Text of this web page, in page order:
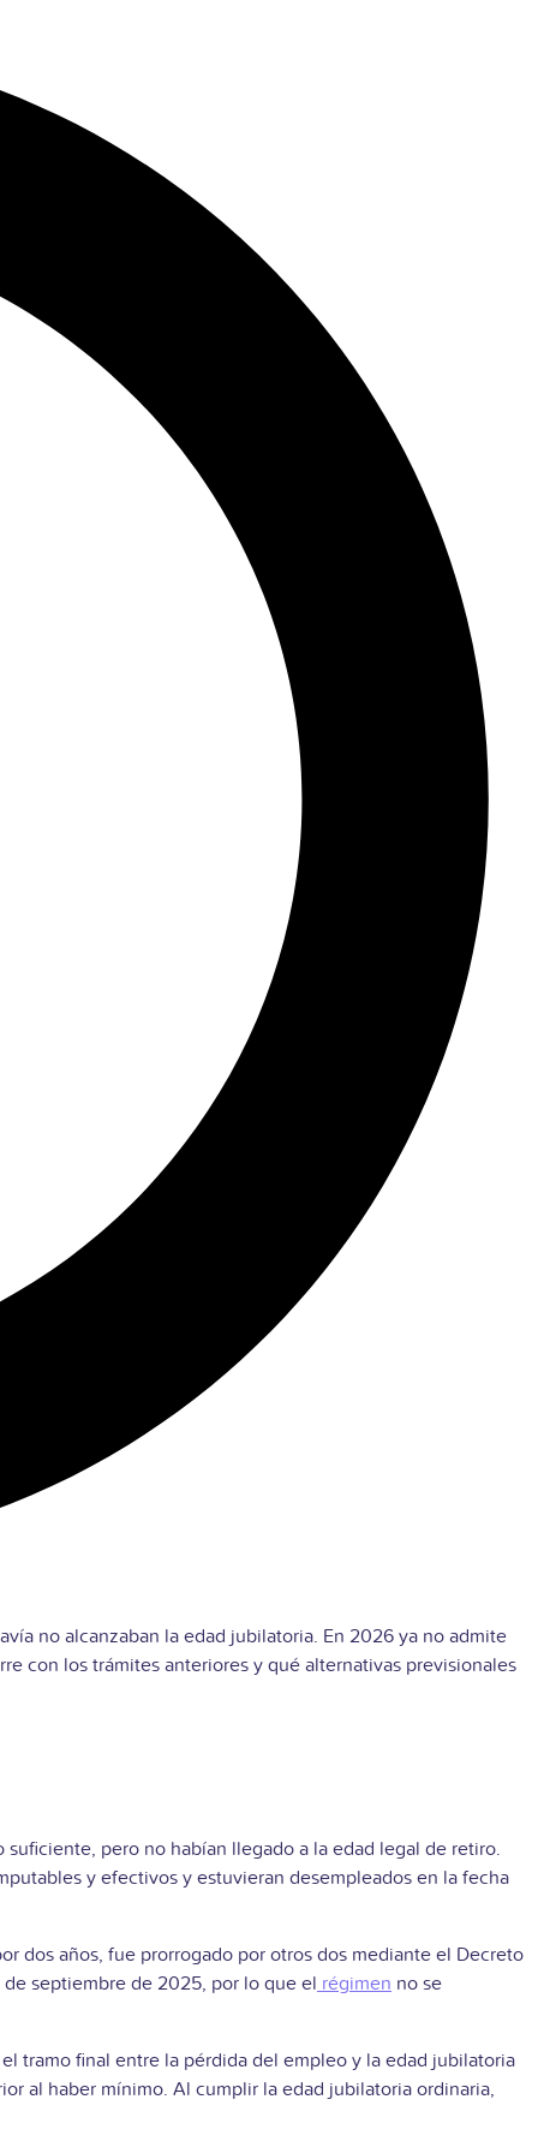
no alcanzaban la edad jubilatoria. En 2026 ya no admite
con los trámites anteriores y qué alternativas previsionales
pero no habían llegado a la edad legal de retiro.
y efectivos y estuvieran desempleados en la fecha
dos años, fue prorrogado por otros dos mediante el Decreto
septiembre de 2025, por lo que el régimen no se
tramo final entre la pérdida del empleo y la edad jubilatoria
al haber mínimo. Al cumplir la edad jubilatoria ordinaria,